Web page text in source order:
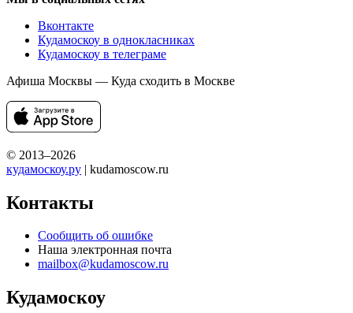
Вконтакте
Кудамоскоу в однокласниках
Кудамоскоу в телеграме
Афиша Москвы — Куда сходить в Москве
© 2013–2026
кудамоскоу.ру | kudamoscow.ru
Контакты
Сообщить об ошибке
Наша электронная почта
mailbox@kudamoscow.ru
Кудамоскоу